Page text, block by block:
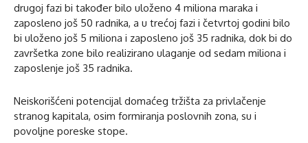
drugoj fazi bi također bilo uloženo 4 miliona maraka i
zaposleno još 50 radnika, a u trećoj fazi i četvrtoj godini bilo
bi uloženo još 5 miliona i zaposleno još 35 radnika, dok bi do
završetka zone bilo realizirano ulaganje od sedam miliona i
zaposlenje još 35 radnika.
Neiskorišćeni potencijal domaćeg tržišta za privlačenje
stranog kapitala, osim formiranja poslovnih zona, su i
povoljne poreske stope.